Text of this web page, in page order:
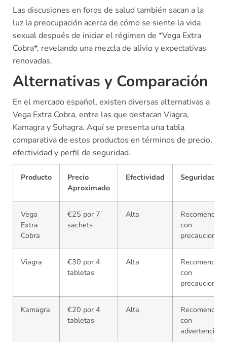
Las discusiones en foros de salud también sacan a la
luz la preocupación acerca de cómo se siente la vida
sexual después de iniciar el régimen de *Vega Extra
Cobra*, revelando una mezcla de alivio y expectativas
renovadas.
Alternativas y Comparación
En el mercado español, existen diversas alternativas a
Vega Extra Cobra, entre las que destacan Viagra,
Kamagra y Suhagra. Aquí se presenta una tabla
comparativa de estos productos en términos de precio,
efectividad y perfil de seguridad.
Producto
Precio
Aproximado
Efectividad Seguridad
Vega
Extra
Cobra
€25 por 7
sachets
Alta
Recomendado
con
precauciones
Viagra
€30 por 4
tabletas
Alta
Recomendado
con
precauciones
Kamagra
€20 por 4
tabletas
Alta
Recomendado
con
advertencia